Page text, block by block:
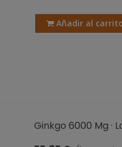
Añadir al
Ginkgo 6000 Mg ·